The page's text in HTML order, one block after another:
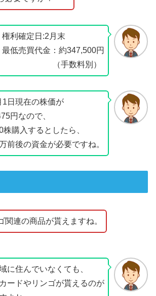
権利確定日:2月末
最低売買代金：約347,500円
（手数料別）
1日現在の株価が
円なので、
株購入するとしたら、
前後の資金が必要ですね。
関連の商品が貰えますね。
に住んでいなくても、
ードやリンゴが貰えるのが